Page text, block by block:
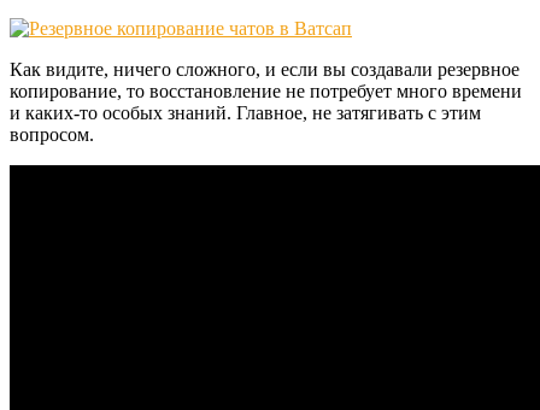
Как видите, ничего сложного, и если вы создавали резервное
копирование, то восстановление не потребует много времени
и каких-то особых знаний. Главное, не затягивать с этим
вопросом.